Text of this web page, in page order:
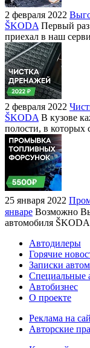
2 февраля 2022
ŠKODA Первый
приехал в наш
2 февраля 2022
ŠKODA В кузове
полости, в которых
25 января 2022
январе Возможно
автомобиля ŠKODA
Автодилеры
Горячие
Записки
Специальные
Автобизнес
О проекте
Реклама на
Авторские